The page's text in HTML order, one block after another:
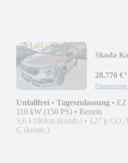
Skoda
28.770 €¹
Finanzierung
Unfallfrei • Tageszulassung •
110 kW (150 PS) • Benzin
5,6 l/100km (komb.) • 127 g
C (komb.)